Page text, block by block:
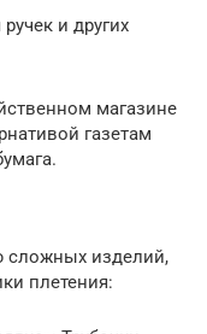
и других
магазине
газетам
сложных изделий,
плетения: